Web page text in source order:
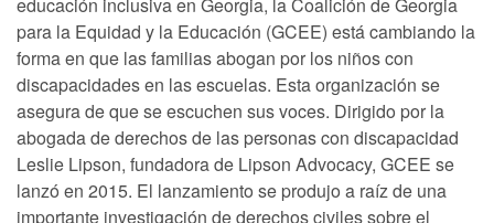
educación inclusiva en Georgia, la Coalición de Georgia
para la Equidad y la Educación (GCEE) está cambiando la
forma en que las familias abogan por los niños con
discapacidades en las escuelas. Esta organización se
asegura de que se escuchen sus voces. Dirigido por la
abogada de derechos de las personas con discapacidad
Leslie Lipson, fundadora de Lipson Advocacy, GCEE se
lanzó en 2015. El lanzamiento se produjo a raíz de una
importante investigación de derechos civiles sobre el